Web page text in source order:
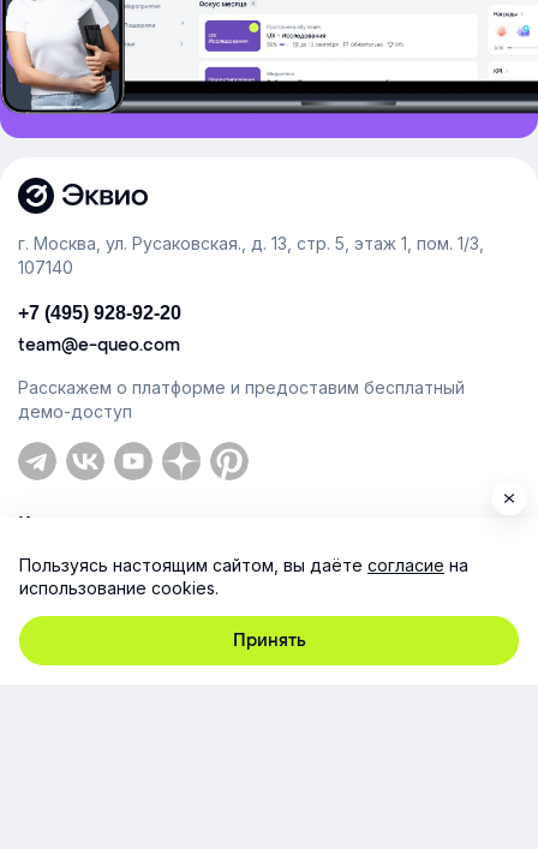
г. Москва, ул. Русаковская., д. 13, стр. 5, этаж 1, пом. 1/3,
107140
+7 (495) 928-92-20
team@e-queo.com
Расскажем о платформе и предоставим бесплатный
демо-доступ
Компания
Продукт
Ресурсы
Пользуясь настоящим сайтом, вы даёте согласие на
использование cookies.
Принять